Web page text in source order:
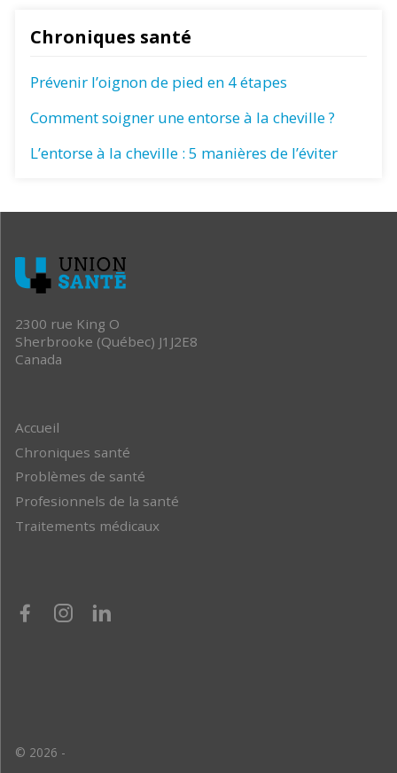
Chroniques santé
Prévenir l’oignon de pied en 4 étapes
Comment soigner une entorse à la cheville ?
L’entorse à la cheville : 5 manières de l’éviter
2300 rue King O
Sherbrooke (Québec) J1J2E8
Canada
Accueil
Chroniques santé
Problèmes de santé
Profesionnels de la santé
Traitements médicaux
© 2026 -